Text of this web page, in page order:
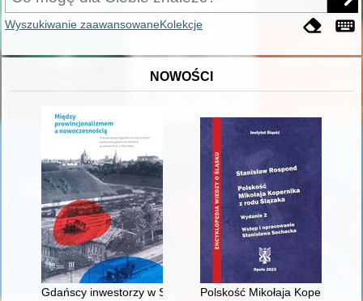
Wyszukiwanie zaawansowaneKolekcje
NOWOŚCI
Gdańscy inwestorzy w Sopocie : prestiż finansowy i
Polskość Mikołaja Kopernika z